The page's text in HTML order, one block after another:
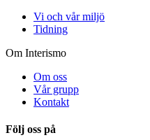
Vi och vår miljö
Tidning
Om Interismo
Om oss
Vår grupp
Kontakt
Följ oss på